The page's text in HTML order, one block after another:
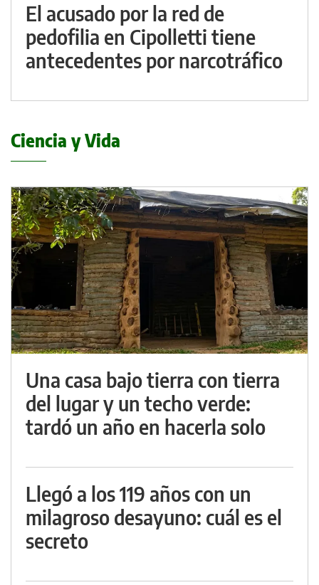
El acusado por la red de
pedofilia en Cipolletti tiene
antecedentes por narcotráfico
Ciencia y Vida
Una casa bajo tierra con tierra
del lugar y un techo verde:
tardó un año en hacerla solo
Llegó a los 119 años con un
milagroso desayuno: cuál es el
secreto